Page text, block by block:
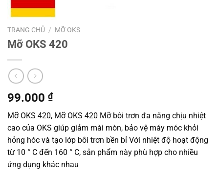
TRANG CHỦ / MỠ OKS
Mỡ OKS 420
99.000 ₫
Mỡ OKS 420, Mỡ OKS 420 Mỡ bôi trơn đa năng chịu nhiệt
cao của OKS giúp giảm mài mòn, bảo vệ máy móc khỏi
hỏng hóc và tạo lớp bôi trơn bền bỉ Với nhiệt độ hoạt động
từ 10 ° C đến 160 ° C, sản phẩm này phù hợp cho nhiều
ứng dụng khác nhau